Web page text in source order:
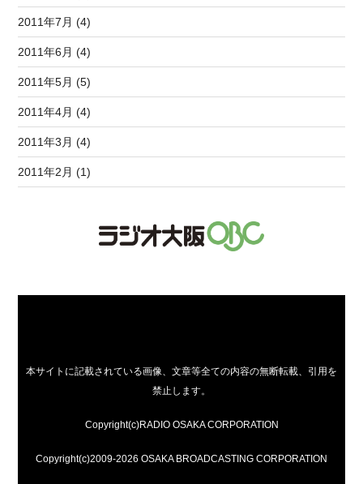
2011年7月 (4)
2011年6月 (4)
2011年5月 (5)
2011年4月 (4)
2011年3月 (4)
2011年2月 (1)
本サイトに記載されている画像、文章等全ての内容の無断転載、引用を
禁止します。
Copyright(c)RADIO OSAKA CORPORATION
Copyright(c)2009-2026 OSAKA BROADCASTING CORPORATION